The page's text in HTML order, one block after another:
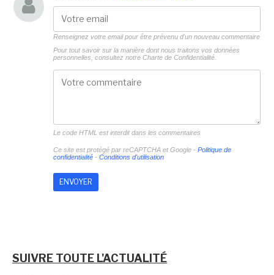
Renseignez votre email pour être prévenu d'un nouveau commentaire
Pour tout savoir sur la manière dont nous traitons vos données
personnelles, consultez notre Charte de Confidentialité.
Le code HTML est interdit dans les commentaires
Ce site est protégé par reCAPTCHA et Google - Politique de
confidentialité- Conditions d'utilisation
SUIVRE TOUTE L'ACTUALITÉ